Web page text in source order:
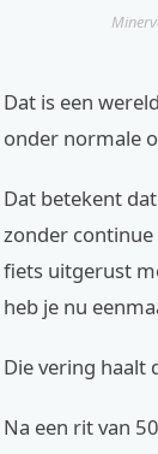
Dat is een
onder normale
Dat betekent
zonder
fiets uitgerust
heb je nu
Die vering haalt
Na een rit van